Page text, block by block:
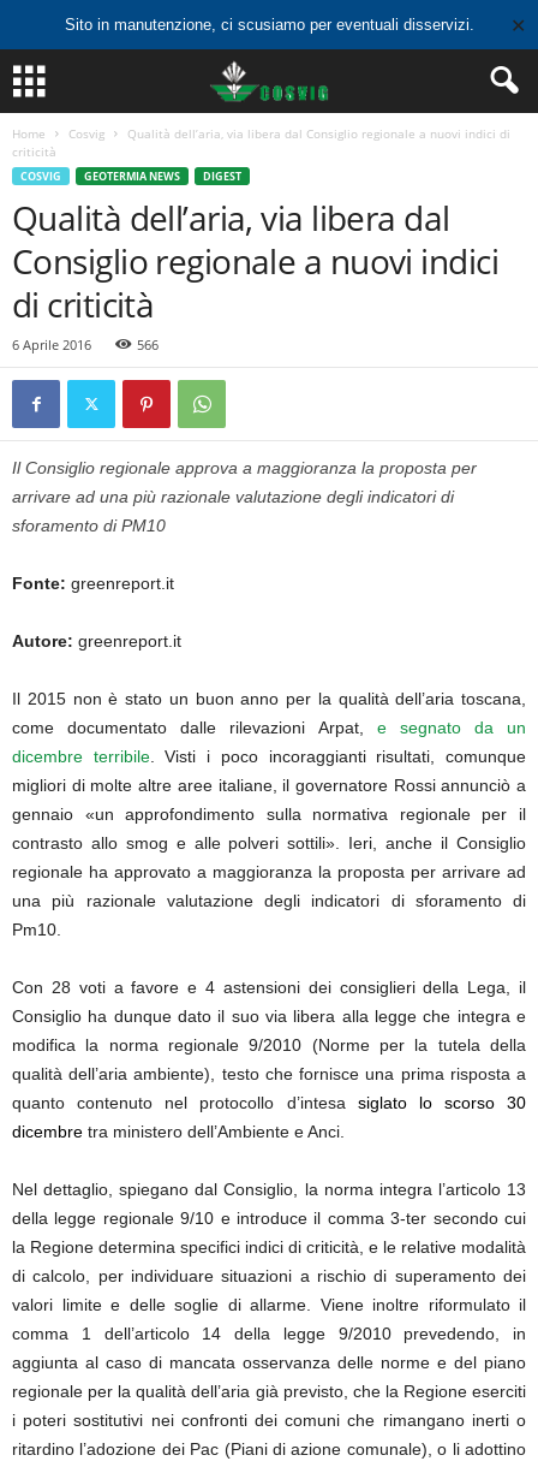
Sito in manutenzione, ci scusiamo per eventuali disservizi. ✕
Home Cosvig
Qualità dell’aria, via libera dal Consiglio regionale a nuovi indici di
criticità
COSVIG GEOTERMIA NEWS DIGEST
Qualità dell’aria, via libera dal
Consiglio regionale a nuovi indici
di criticità
6 Aprile 2016 566
Il Consiglio regionale approva a maggioranza la proposta per
arrivare ad una più razionale valutazione degli indicatori di
sforamento di PM10
Fonte: greenreport.it
Autore: greenreport.it
Il 2015 non è stato un buon anno per la qualità dell’aria toscana,
come documentato dalle rilevazioni Arpat, e segnato da un
dicembre terribile. Visti i poco incoraggianti risultati, comunque
migliori di molte altre aree italiane, il governatore Rossi annunciò a
gennaio «un approfondimento sulla normativa regionale per il
contrasto allo smog e alle polveri sottili». Ieri, anche il Consiglio
regionale ha approvato a maggioranza la proposta per arrivare ad
una più razionale valutazione degli indicatori di sforamento di
Pm10.
Con 28 voti a favore e 4 astensioni dei consiglieri della Lega, il
Consiglio ha dunque dato il suo via libera alla legge che integra e
modifica la norma regionale 9/2010 (Norme per la tutela della
qualità dell’aria ambiente), testo che fornisce una prima risposta a
quanto contenuto nel protocollo d’intesa siglato lo scorso 30
dicembre tra ministero dell’Ambiente e Anci.
Nel dettaglio, spiegano dal Consiglio, la norma integra l’articolo 13
della legge regionale 9/10 e introduce il comma 3-ter secondo cui
la Regione determina specifici indici di criticità, e le relative modalità
di calcolo, per individuare situazioni a rischio di superamento dei
valori limite e delle soglie di allarme. Viene inoltre riformulato il
comma 1 dell’articolo 14 della legge 9/2010 prevedendo, in
aggiunta al caso di mancata osservanza delle norme e del piano
regionale per la qualità dell’aria già previsto, che la Regione eserciti
i poteri sostitutivi nei confronti dei comuni che rimangano inerti o
ritardino l’adozione dei Pac (Piani di azione comunale), o li adottino